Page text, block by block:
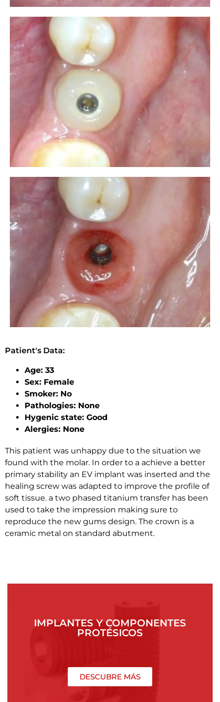
Patient's Data:
Age: 33
Sex: Female
Smoker: No
Pathologies: None
Hygenic state: Good
Alergies: None
This patient was unhappy due to the situation we
found with the molar. In order to a achieve a better
primary stability an EV implant was inserted and the
healing screw was adapted to improve the profile of
soft tissue. a two phased titanium transfer has been
used to take the impression making sure to
reproduce the new gums design. The crown is a
ceramic metal on standard abutment.
IMPLANTES Y COMPONENTES
PROTÉSICOS
DESCUBRE MÁS